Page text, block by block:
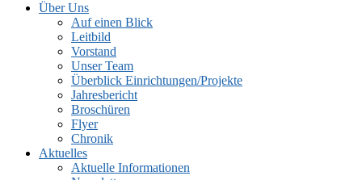
Über Uns
Auf einen Blick
Leitbild
Vorstand
Unser Team
Überblick Einrichtungen/Projekte
Jahresbericht
Broschüren
Flyer
Chronik
Aktuelles
Aktuelle Informationen